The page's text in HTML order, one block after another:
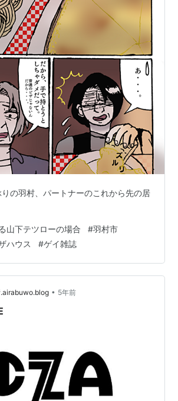
の羽村、パートナーのこれから先の居
山下テツローの場合 #羽村市
ハウス #ゲイ雑誌
• 5年前